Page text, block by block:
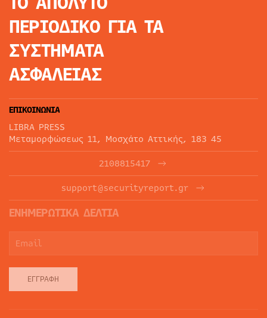
ΠΕΡΙΟΔΙΚΟ ΓΙΑ ΤΑ
ΣΥΣΤΗΜΑΤΑ
ΑΣΦΑΛΕΙΑΣ
ΕΠΙΚΟΙΝΩΝΙΑ
LIBRA PRESS
Μεταμορφώσεως 11, Μοσχάτο Αττικής, 183 45
2108815417
support@securityreport.gr
ΕΝΗΜΕΡΩΤΙΚΑ ΔΕΛΤΙΑ
ΕΓΓΡΑΦΉ